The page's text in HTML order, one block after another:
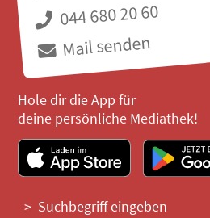
044 680 20 60
Mail senden
Hole dir die App für
deine persönliche Mediathek!
Suchbegriff eingeben